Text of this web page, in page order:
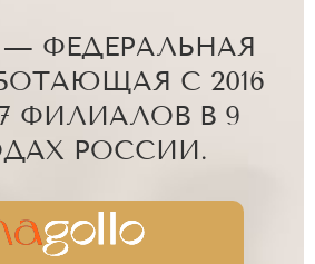
— ФЕДЕРАЛЬНАЯ
С 2016
ФИЛИАЛОВ В 9
РОССИИ.